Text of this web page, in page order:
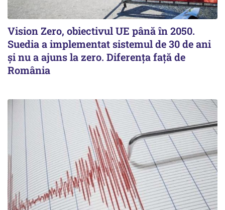
Vision Zero, obiectivul UE până în 2050.
Suedia a implementat sistemul de 30 de ani
şi nu a ajuns la zero. Diferenţa faţă de
România